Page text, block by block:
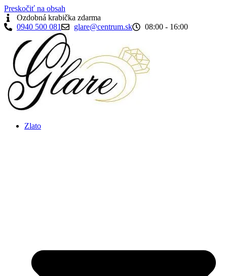
Preskočiť na obsah
Ozdobná krabička zdarma
0940 500 081
glare@centrum.sk 08:00 - 16:00
Zlato